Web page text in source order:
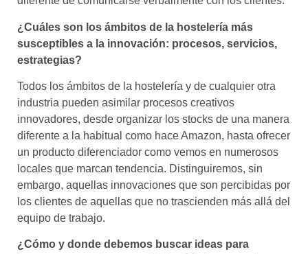
¿Cuáles son los ámbitos de la hostelería más
susceptibles a la innovación: procesos, servicios,
estrategias?
Todos los ámbitos de la hostelería y de cualquier otra
industria pueden asimilar procesos creativos
innovadores, desde organizar los stocks de una manera
diferente a la habitual como hace Amazon, hasta ofrecer
un producto diferenciador como vemos en numerosos
locales que marcan tendencia. Distinguiremos, sin
embargo, aquellas innovaciones que son percibidas por
los clientes de aquellas que no trascienden más allá del
equipo de trabajo.
¿Cómo y donde debemos buscar ideas para